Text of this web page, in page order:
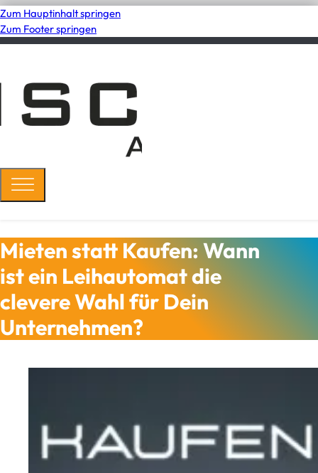
Zum Hauptinhalt springen
Zum Footer springen
Mieten statt Kaufen: Wann
ist ein Leihautomat die
clevere Wahl für Dein
Unternehmen?